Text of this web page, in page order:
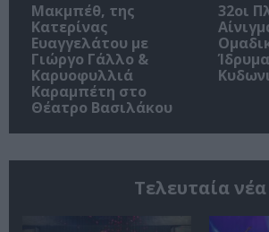
Μακμπέθ, της
Κατερίνας
Ευαγγελάτου με
Γιώργο Γάλλο &
Καρυοφυλλιά
Καραμπέτη στο
Θέατρο Βασιλάκου
32οι
Τελευταία νέα